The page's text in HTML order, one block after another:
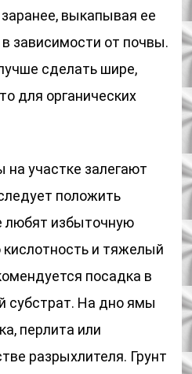
выкапывая ее
зависимости от почвы.
сделать шире,
для органических
на участке залегают
положить
любят избыточную
и тяжелый
посадка в
субстрат. На дно ямы
перлита или
разрыхлителя. Грунт